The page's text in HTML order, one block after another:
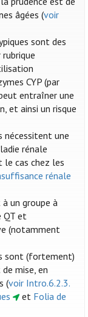
âgées (voir
sont des
CYP (par
entraîner une
et ainsi un risque
nécessitent une
rénale
le cas chez les
rénale
un groupe à
QT et
(notamment
sont (fortement)
mise, en
(voir Intro.6.2.3.
et Folia de